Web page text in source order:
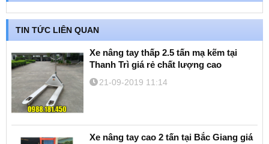
TIN TỨC LIÊN QUAN
Xe nâng tay thấp 2.5 tấn mạ kẽm tại
Thanh Trì giá rẻ chất lượng cao
21-09-2019 11:14
Xe nâng tay cao 2 tấn tại Bắc Giang giá